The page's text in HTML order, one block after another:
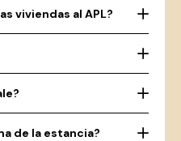
viviendas al APL?
de la estancia?